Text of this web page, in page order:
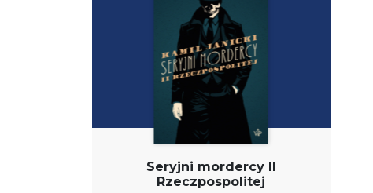
Seryjni mordercy II
Rzeczpospolitej